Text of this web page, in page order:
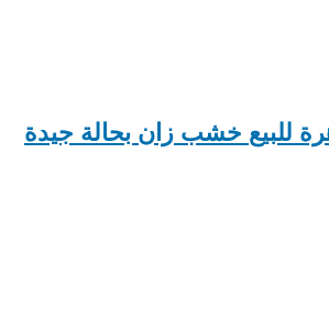
خشب زان بحالة جيدة